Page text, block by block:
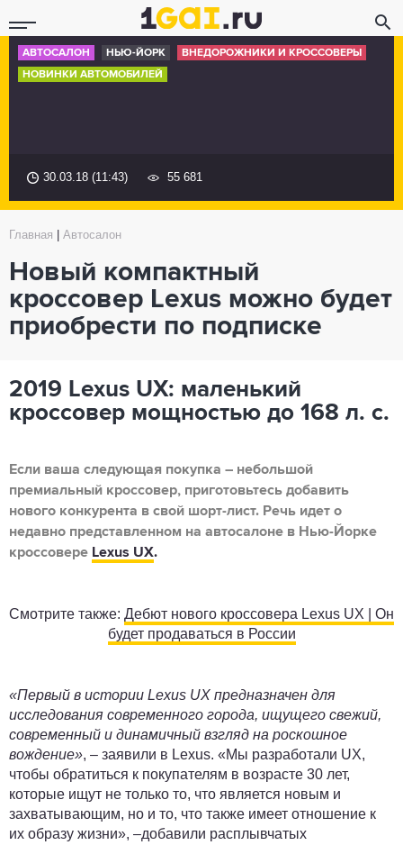
АВТОСАЛОН НЬЮ-ЙОРК
ВНЕДОРОЖНИКИ И КРОССОВЕРЫ
НОВИНКИ АВТОМОБИЛЕЙ
30.03.18 (11:43) 55 681
Главная Автосалон
Новый компактный
кроссовер Lexus можно будет
приобрести по подписке
2019 Lexus UX: маленький
кроссовер мощностью до 168 л. с.
Если ваша следующая покупка – небольшой
премиальный кроссовер, приготовьтесь добавить
нового конкурента в свой шорт-лист. Речь идет о
недавно представленном на автосалоне в Нью-Йорке
кроссовере Lexus UX.
Смотрите также: Дебют нового кроссовера Lexus UX | Он
будет продаваться в России
«Первый в истории Lexus UX предназначен для
исследования современного города, ищущего свежий,
современный и динамичный взгляд на роскошное
вождение», – заявили в Lexus. «Мы разработали UX,
чтобы обратиться к покупателям в возрасте 30 лет,
которые ищут не только то, что является новым и
захватывающим, но и то, что также имеет отношение к
их образу жизни», –добавили расплывчатых